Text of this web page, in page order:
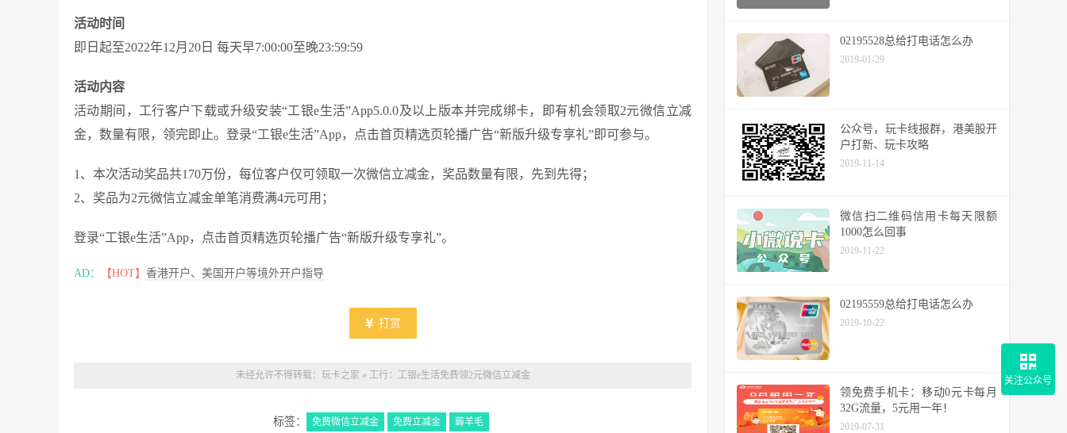
活动时间
即日起至2022年12月20日 每天早7:00:00至晚23:59:59
活动内容
活动期间，工行客户下载或升级安装“工银e生活”App5.0.0及以上版本并完成绑卡，即有机会领取2元微信立减
金，数量有限，领完即止。登录“工银e生活”App，点击首页精选页轮播广告“新版升级专享礼”即可参与。
1、本次活动奖品共170万份，每位客户仅可领取一次微信立减金，奖品数量有限，先到先得；
2、奖品为2元微信立减金单笔消费满4元可用；
登录“工银e生活”App，点击首页精选页轮播广告“新版升级专享礼”。
AD： 【HOT】 香港开户、美国开户等境外开户指导
打赏
未经允许不得转载： 玩卡之家 » 工行：工银e生活免费领2元微信立减金
标签： 免费微信立减金 免费立减金 薅羊毛
02195528总给打电话怎么办
2019-01-29
公众号，玩卡线报群，港美股开
户打新、玩卡攻略
2019-11-14
微信扫二维码信用卡每天限额
1000怎么回事
2019-11-22
02195559总给打电话怎么办
2019-10-22
领免费手机卡：移动0元卡每月
32G流量，5元用一年！
2019-07-31
关注公众号